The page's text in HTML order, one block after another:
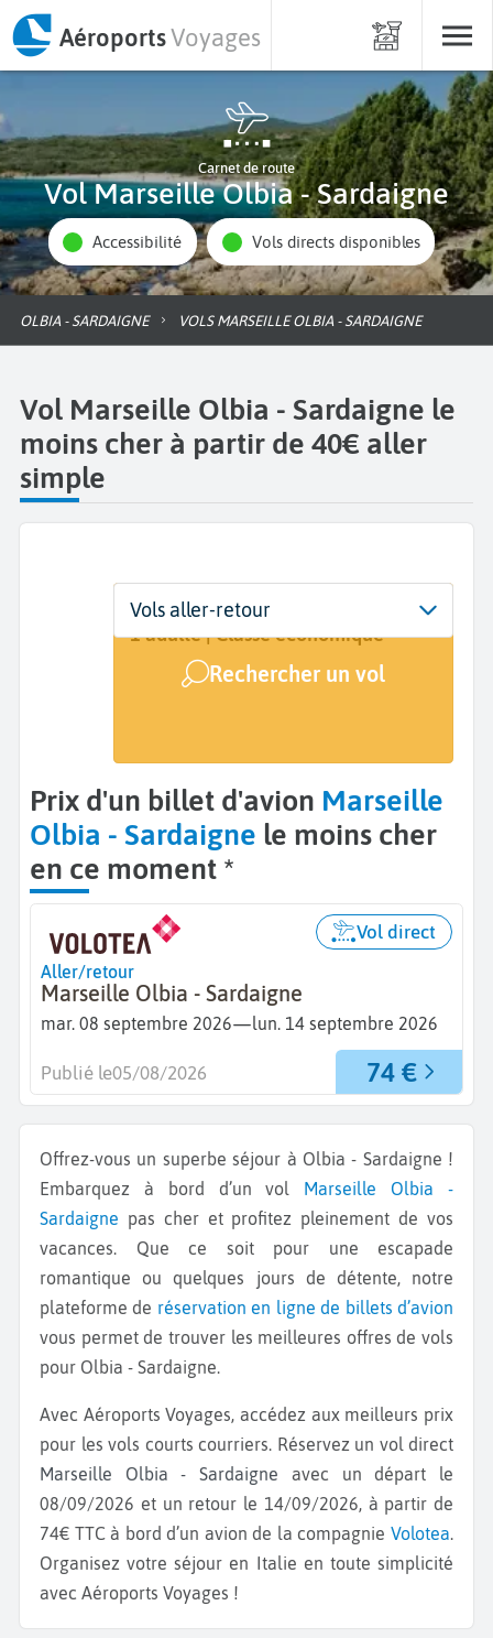
AéroportsVoyages
Carnet de route
Vol Marseille Olbia - Sardaigne
Accessibilité Vols directs disponibles
OLBIA - SARDAIGNE VOLS MARSEILLE OLBIA - SARDAIGNE
Vol Marseille Olbia - Sardaigne le
moins cher à partir de 40€ aller
simple
Départ
Marseille (MRS)
Dates
Dates de votre voyage
Voyageurs | Classe
1 adulte | Classe économique
Rechercher un vol
Vols aller-retour
Prix d'un billet d'avion Marseille
Olbia - Sardaigne le moins cher
en ce moment *
Aller/retour
Marseille Olbia - Sardaigne
mar. 08 septembre 2026—lun. 14 septembre 2026
Vol direct
74 €
Publié le05/08/2026
Offrez-vous un superbe séjour à Olbia - Sardaigne !
Embarquez à bord d’un vol Marseille
Olbia -
Sardaigne pas cher et profitez pleinement de vos
vacances. Que ce soit pour une escapade
romantique ou quelques jours de détente, notre
plateforme de réservation en ligne de billets d’avion
vous permet de trouver les meilleures offres de vols
pour Olbia - Sardaigne.
Avec Aéroports Voyages, accédez aux meilleurs prix
pour les vols courts courriers. Réservez un vol direct
Marseille Olbia - Sardaigne avec un départ le
08/09/2026 et un retour le 14/09/2026, à partir de
74€ TTC à bord d’un avion de la compagnie Volotea.
Organisez votre séjour en Italie en toute simplicité
avec Aéroports Voyages !